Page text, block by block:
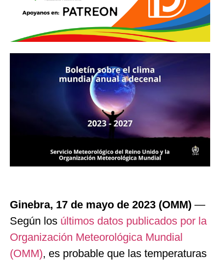
Ginebra, 17 de mayo de 2023 (OMM) —
Según los últimos datos publicados por la
Organización Meteorológica Mundial
(OMM), es probable que las temperaturas